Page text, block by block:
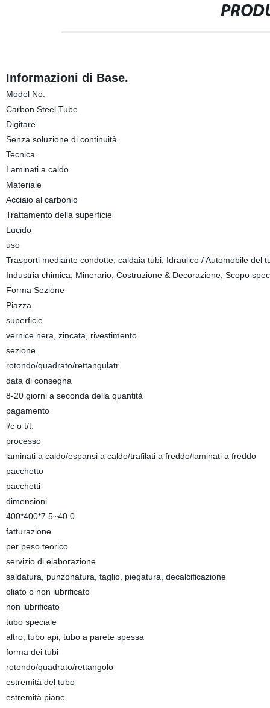
Informazioni di Base.
Model No.
Carbon Steel Tube
Digitare
Senza soluzione di continuità
Tecnica
Laminati a caldo
Materiale
Acciaio al carbonio
Trattamento della superficie
Lucido
uso
Trasporti mediante condotte, caldaia tubi, Idraulico / Automobile del
Industria chimica, Minerario, Costruzione & Decorazione, Scopo
Forma Sezione
Piazza
superficie
vernice nera, zincata, rivestimento
sezione
rotondo/quadrato/rettangulatr
data di consegna
8-20 giorni a seconda della quantità
pagamento
l/c o t/t.
processo
laminati a caldo/espansi a caldo/trafilati a freddo/laminati a freddo
pacchetto
pacchetti
dimensioni
400*400*7.5~40.0
fatturazione
per peso teorico
servizio di elaborazione
saldatura, punzonatura, taglio, piegatura, decalcificazione
oliato o non lubrificato
non lubrificato
tubo speciale
altro, tubo api, tubo a parete spessa
forma dei tubi
rotondo/quadrato/rettangolo
estremità del tubo
estremità piane